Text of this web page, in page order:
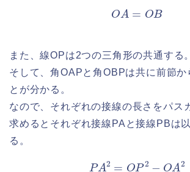
OA OB
また、線OPは2つの三角形の共通する。
そして、角OAPと角OBPは共に前節か
とが分かる。
なので、それぞれの接線の長さをパス
求めるとそれぞれ接線PAと接線PBは
る。
P A2 OP2 OA 2